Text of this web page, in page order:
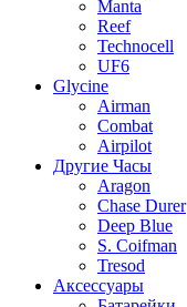
Manta
Reef
Technocell
UF6
Glycine
Airman
Combat
Airpilot
Другие Часы
Aragon
Chase Durer
Deep Blue
S. Coifman
Tresod
Аксессуары